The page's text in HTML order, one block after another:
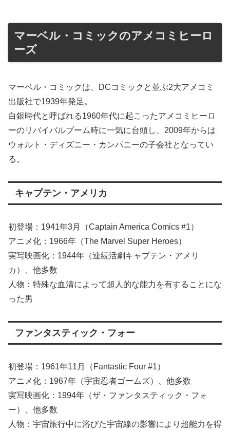
マーベル・コミックのアメコミヒーロ
ーズ
マーベル・コミックは、DCコミックと並ぶ2大アメコミ
出版社で1939年発足。
白銀時代と呼ばれる1960年代に起こったアメコミヒーロ
ーのリバイバルブーム時に一気に台頭し、2009年からは
ウォルト・ディズニー・カンパニーの子会社となってい
る。
キャプテン・アメリカ
初登場：1941年3月（Captain America Comics #1）
アニメ化：1966年（The Marvel Super Heroes）
実写映画化：1944年（連続活劇キャプテン・アメリ
カ）、他多数
人物：特殊な血清によって超人的な能力を有することにな
った男
ファンタスティック・フォー
初登場：1961年11月（Fantastic Four #1）
アニメ化：1967年（宇宙忍者ゴームズ）、他多数
実写映画化：1994年（ザ・ファンタスティック・フォ
ー）、他多数
人物：宇宙旅行中に浴びた宇宙線の影響により超能力を得